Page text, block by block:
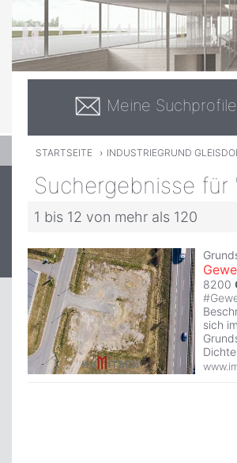
Meine Suchprofile
STARTSEITE › INDUSTRIEGRUND
Suchergebnisse
1 bis 12 von mehr als 120
8200
#
sich